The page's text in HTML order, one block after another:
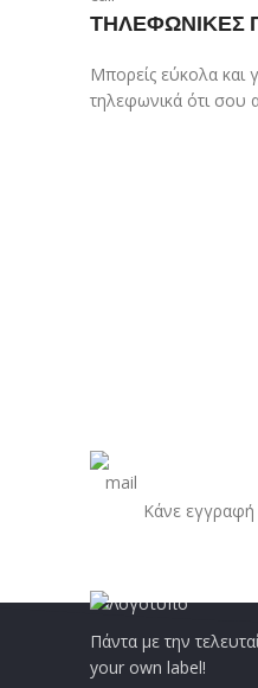
ΤΗΛΕΦΩΝΙΚΕΣ
Μπορείς εύκολα και
τηλεφωνικά ότι σου
Κάνε εγγραφή
Πάντα με την
your own label!